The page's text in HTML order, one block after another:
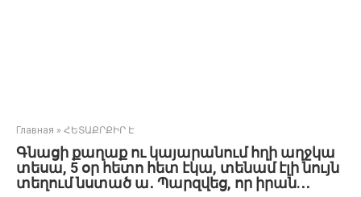
Главная » ՀԵՏԱՔՐՔԻՐ Է
Գնացի քաղաք ու կայարանում հղի աղջկա
տեսա, 5 օր հետո հետ էկա, տենամ էլի նույն
տեղում նստած ա․ Պարզվեց, որ իրան.․․